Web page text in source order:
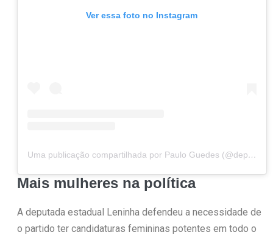
Ver essa foto no Instagram
Uma publicação compartilhada por Paulo Guedes (@deputadopauloguedes)
Mais mulheres na política
A deputada estadual Leninha defendeu a necessidade de
o partido ter candidaturas femininas potentes em todo o